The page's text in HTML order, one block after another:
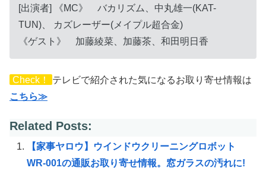
[出演者] 《MC》 バカリズム、中丸雄一(KAT-
TUN)、 カズレーザー(メイプル超合金)
《ゲスト》 加藤綾菜、加藤茶、和田明日香
Check！
テレビで紹介された気になるお取り寄せ情報は
こちら≫
Related Posts:
【家事ヤロウ】ウインドウクリーニングロボット
WR-001の通販お取り寄せ情報。窓ガラスの汚れに!